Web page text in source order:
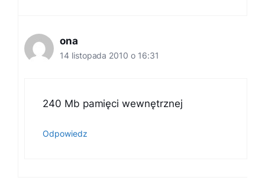
ona
14 listopada 2010 o 16:31
240 Mb pamięci wewnętrznej
Odpowiedz